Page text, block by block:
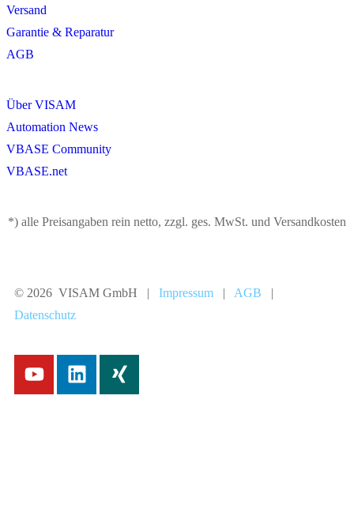
Versand
Garantie & Reparatur
AGB
Über VISAM
Automation News
VBASE Community
VBASE.net
*) alle Preisangaben rein netto, zzgl. ges. MwSt. und Versandkosten
© 2026 VISAM GmbH | Impressum | AGB |
Datenschutz